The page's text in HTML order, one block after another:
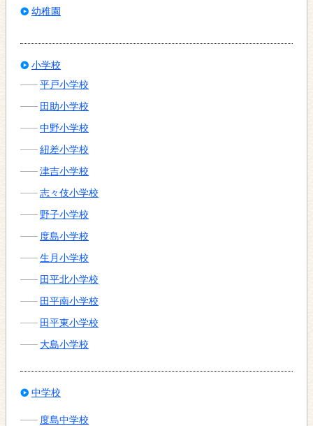
幼稚園
小学校
平戸小学校
田助小学校
中野小学校
紐差小学校
津吉小学校
志々伎小学校
野子小学校
度島小学校
生月小学校
田平北小学校
田平南小学校
田平東小学校
大島小学校
中学校
度島中学校